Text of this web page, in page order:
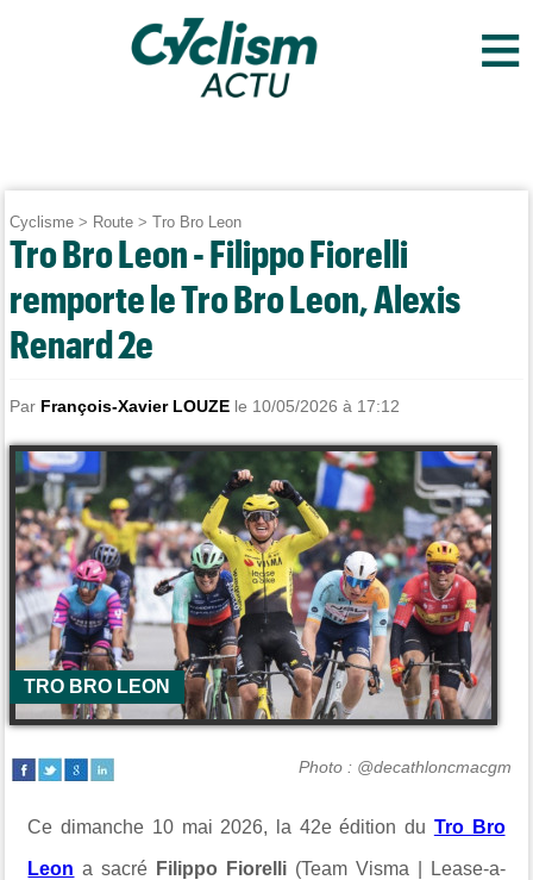
≡
Cyclisme > Route >Tro Bro Leon
Tro Bro Leon - Filippo Fiorelli
remporte le Tro Bro Leon, Alexis
Renard 2e
Par François-Xavier LOUZE le 10/05/2026 à 17:12
TRO BRO LEON
Photo : @decathloncmacgm
Ce dimanche 10 mai 2026, la 42e édition du Tro Bro
Leon a sacré Filippo Fiorelli (Team Visma | Lease-a-